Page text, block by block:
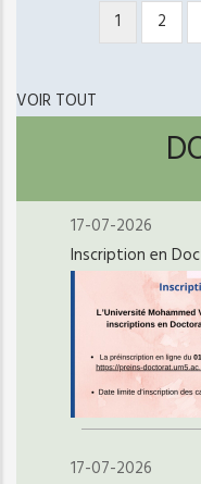
PAGINATIONPage
courante
1 Page
2
VOIR TOUT
17-07-2026
Inscription en
17-07-2026